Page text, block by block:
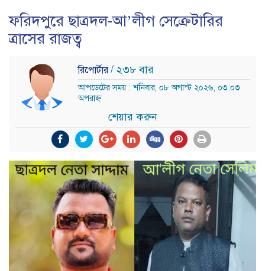
ফরিদপুরে ছাত্রদল-আ’লীগ সেক্রেটারির
ত্রাসের রাজত্ব
রিপোর্টার/ ২৩৮ বার
আপডেটের সময় : শনিবার, ০৮ অগাস্ট ২০২৬, ০৩:০৩
অপরাহ্ন
শেয়ার করুন